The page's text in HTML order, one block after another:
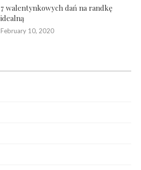
7 walentynkowych dań na randkę
idealną
February 10, 2020